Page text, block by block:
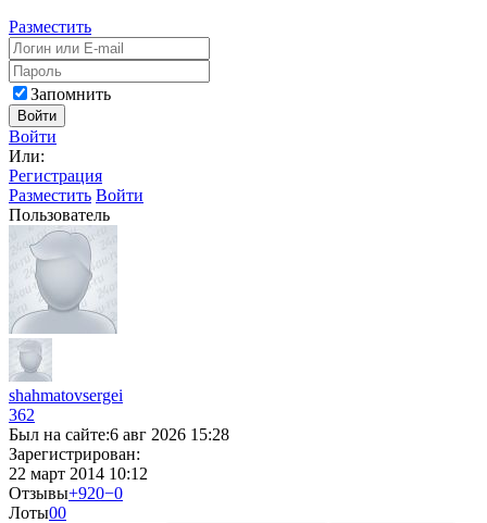
Разместить
Запомнить
Войти
Войти
Или:
Регистрация
Разместить Войти
Пользователь
shahmatovsergei
362
Был на сайте:6 авг 2026 15:28
Зарегистрирован:
22 март 2014 10:12
Отзывы+920−0
Лоты00